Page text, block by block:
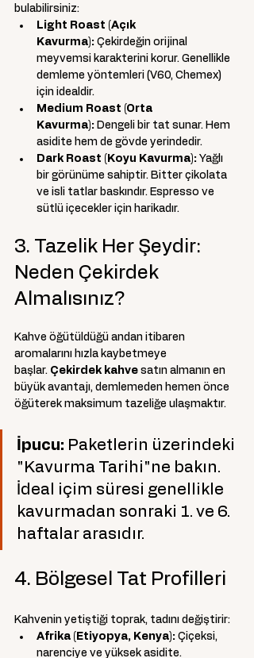
bulabilirsiniz:
Light Roast (Açık
Kavurma): Çekirdeğin orijinal
meyvemsi karakterini korur. Genellikle
demleme yöntemleri (V60, Chemex)
için idealdir.
Medium Roast (Orta
Kavurma): Dengeli bir tat sunar. Hem
asidite hem de gövde yerindedir.
Dark Roast (Koyu Kavurma): Yağlı
bir görünüme sahiptir. Bitter çikolata
ve isli tatlar baskındır. Espresso ve
sütlü içecekler için harikadır.
3. Tazelik Her Şeydir:
Neden Çekirdek
Almalısınız?
Kahve öğütüldüğü andan itibaren
aromalarını hızla kaybetmeye
başlar. Çekirdek kahve satın almanın en
büyük avantajı, demlemeden hemen önce
öğüterek maksimum tazeliğe ulaşmaktır.
İpucu: Paketlerin üzerindeki
"Kavurma Tarihi"ne bakın.
İdeal içim süresi genellikle
kavurmadan sonraki 1. ve 6.
haftalar arasıdır.
4. Bölgesel Tat Profilleri
Kahvenin yetiştiği toprak, tadını değiştirir:
Afrika (Etiyopya, Kenya): Çiçeksi,
narenciye ve yüksek asidite.